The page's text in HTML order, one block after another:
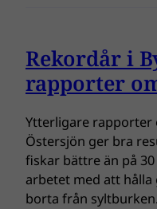
Rekordår i
rapporter
Ytterligare rapporter
Östersjön ger bra
fiskar bättre än på
arbetet med att
borta från